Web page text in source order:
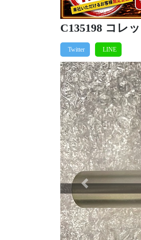
C135198 コレ
Previous